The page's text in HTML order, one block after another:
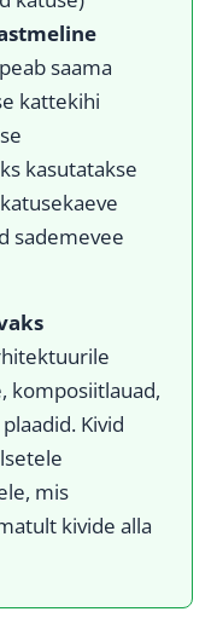
saama
kattekihi
kasutatakse
sademevee
komposiitlauad,
Kivid
mis
kivide alla